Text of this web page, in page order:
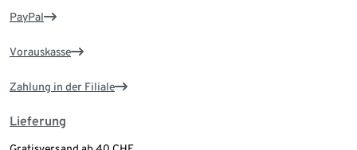
PayPal
Vorauskasse
Zahlung in der Filiale
Lieferung